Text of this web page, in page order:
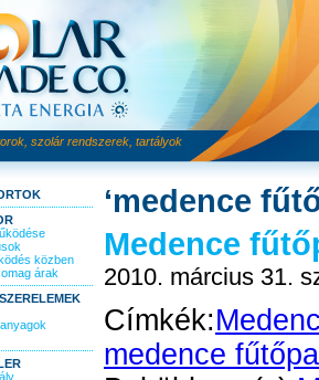
szolár rendszerek, tartályok
közben
árak
‘medence
Medence
2010. március 31.
Címkék:
medence